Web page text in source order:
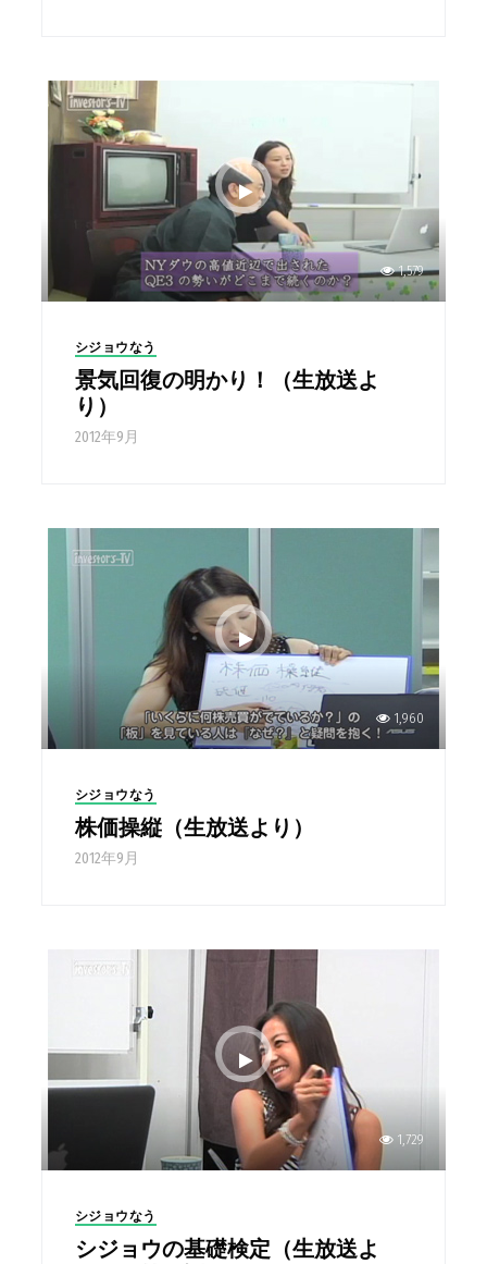
1,579
シジョウなう
景気回復の明かり！（生放送よ
り）
2012年9月
1,960
シジョウなう
株価操縦（生放送より）
2012年9月
1,729
シジョウなう
シジョウの基礎検定（生放送よ